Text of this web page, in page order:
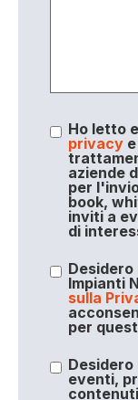
Ho letto
privacye
aziende
per
book,
inviti a
di
Impianti
sulla
per
eventi,